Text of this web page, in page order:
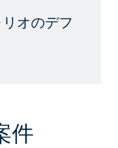
リオのデフ
件